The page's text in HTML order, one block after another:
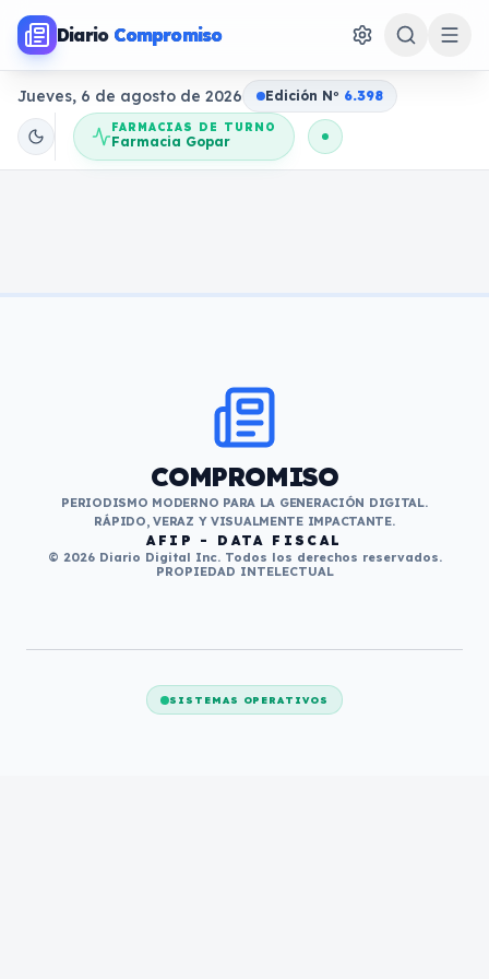
Diario Compromiso
Jueves, 6 de agosto de 2026 Edición No 6.398
FARMACIAS DE TURNO
Farmacia Gopar
COMPROMISO
PERIODISMO MODERNO PARA LA GENERACIÓN DIGITAL.
RÁPIDO, VERAZ Y VISUALMENTE IMPACTANTE.
AFIP - DATA FISCAL
© 2026 Diario Digital Inc. Todos los derechos reservados.
PROPIEDAD INTELECTUAL
SISTEMAS OPERATIVOS